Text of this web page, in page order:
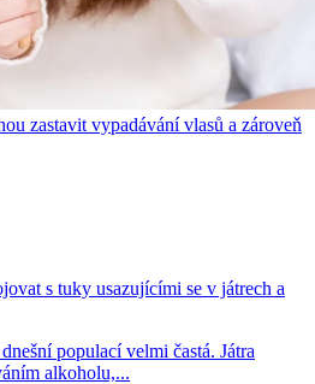
zastavit vypadávání vlasů a zároveň
s tuky usazujícími se v játrech a
populací velmi častá. Játra
alkoholu,...